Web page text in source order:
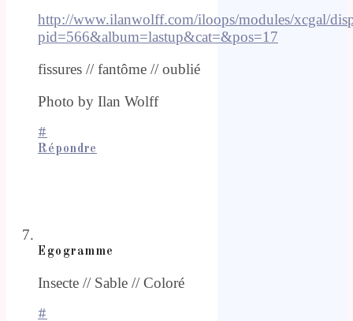
http://www.ilanwolff.com/iloops/modules/xcgal/
pid=566&album=lastup&cat=&pos=17
fissures // fantôme // oublié
Photo by Ilan Wolff
#
Répondre
Egogramme
Insecte // Sable // Coloré
#